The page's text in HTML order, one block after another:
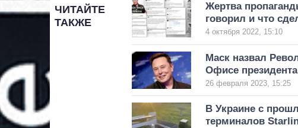
ЧИТАЙТЕ
ТАКЖЕ
Жертва
говорил и что
4 октября 2022, 15:10
Маск назвал
Офисе
26 февраля 2023, 15:25
В Украине с
терминалов